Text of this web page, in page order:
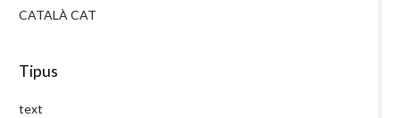
CATALÀ CAT
Tipus
text